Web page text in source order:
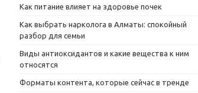
Как питание влияет на здоровье почек
Как выбрать нарколога в Алматы: спокойный
разбор для семьи
Виды антиоксидантов и какие вещества к ним
относятся
Форматы контента, которые сейчас в тренде